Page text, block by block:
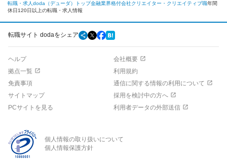
転職・求人doda（デューダ）トップ金融業界格付会社クリエイター・クリエイティブ職年間
休日120日以上の転職・求人情報
転職サイト dodaをシェア
ヘルプ
会社概要
拠点一覧
利用規約
免責事項
通信に関する情報の利用について
サイトマップ
採用を検討中の方へ
PCサイトを見る
利用者データの外部送信
個人情報の取り扱いについて
個人情報保護方針